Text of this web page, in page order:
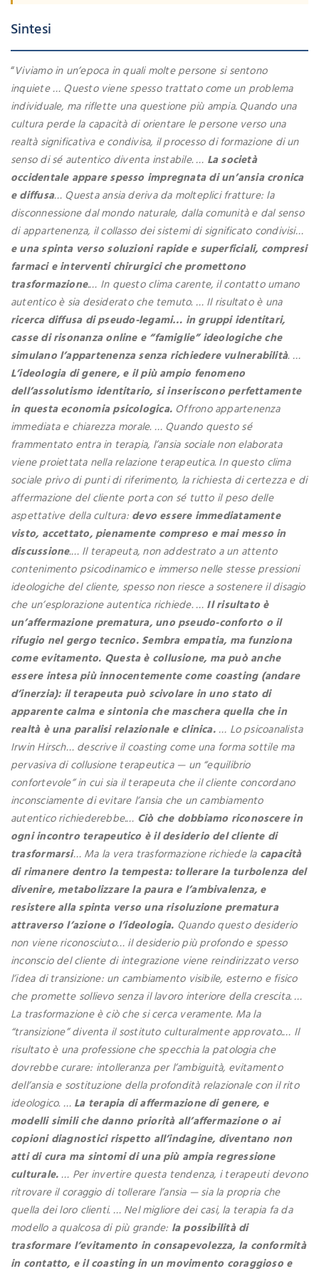
Sintesi
“Viviamo in un’epoca in quali molte persone si sentono
inquiete … Questo viene spesso trattato come un problema
individuale, ma riflette una questione più ampia. Quando una
cultura perde la capacità di orientare le persone verso una
realtà significativa e condivisa, il processo di formazione di un
senso di sé autentico diventa instabile. … La società
occidentale appare spesso impregnata di un’ansia cronica
e diffusa… Questa ansia deriva da molteplici fratture: la
disconnessione dal mondo naturale, dalla comunità e dal senso
di appartenenza, il collasso dei sistemi di significato condivisi…
e una spinta verso soluzioni rapide e superficiali, compresi
farmaci e interventi chirurgici che promettono
trasformazione.… In questo clima carente, il contatto umano
autentico è sia desiderato che temuto. … Il risultato è una
ricerca diffusa di pseudo-legami… in gruppi identitari,
casse di risonanza online e “famiglie” ideologiche che
simulano l’appartenenza senza richiedere vulnerabilità. …
L’ideologia di genere, e il più ampio fenomeno
dell’assolutismo identitario, si inseriscono perfettamente
in questa economia psicologica.Offrono appartenenza
immediata e chiarezza morale. … Quando questo sé
frammentato entra in terapia, l’ansia sociale non elaborata
viene proiettata nella relazione terapeutica. In questo clima
sociale privo di punti di riferimento, la richiesta di certezza e di
affermazione del cliente porta con sé tutto il peso delle
aspettative della cultura: devo essere immediatamente
visto, accettato, pienamente compreso e mai messo in
discussione.… Il terapeuta, non addestrato a un attento
contenimento psicodinamico e immerso nelle stesse pressioni
ideologiche del cliente, spesso non riesce a sostenere il disagio
che un’esplorazione autentica richiede. … Il risultato è
un’affermazione prematura, uno pseudo-conforto o il
rifugio nel gergo tecnico. Sembra empatia, ma funziona
come evitamento. Questa è collusione, ma può anche
essere intesa più innocentemente come coasting (andare
d’inerzia): il terapeuta può scivolare in uno stato di
apparente calma e sintonia che maschera quella che in
realtà è una paralisi relazionale e clinica.… Lo psicoanalista
Irwin Hirsch… descrive il coasting come una forma sottile ma
pervasiva di collusione terapeutica — un “equilibrio
confortevole” in cui sia il terapeuta che il cliente concordano
inconsciamente di evitare l’ansia che un cambiamento
autentico richiederebbe.… Ciò che dobbiamo riconoscere in
ogni incontro terapeutico è il desiderio del cliente di
trasformarsi… Ma la vera trasformazione richiede la capacità
di rimanere dentro la tempesta: tollerare la turbolenza del
divenire, metabolizzare la paura e l’ambivalenza, e
resistere alla spinta verso una risoluzione prematura
attraverso l’azione o l’ideologia. Quando questo desiderio
non viene riconosciuto… il desiderio più profondo e spesso
inconscio del cliente di integrazione viene reindirizzato verso
l’idea di transizione: un cambiamento visibile, esterno e fisico
che promette sollievo senza il lavoro interiore della crescita. …
La trasformazione è ciò che si cerca veramente. Ma la
“transizione” diventa il sostituto culturalmente approvato.… Il
risultato è una professione che specchia la patologia che
dovrebbe curare: intolleranza per l’ambiguità, evitamento
dell’ansia e sostituzione della profondità relazionale con il rito
ideologico. … La terapia di affermazione di genere, e
modelli simili che danno priorità all’affermazione o ai
copioni diagnostici rispetto all’indagine, diventano non
atti di cura ma sintomi di una più ampia regressione
culturale.… Per invertire questa tendenza, i terapeuti devono
ritrovare il coraggio di tollerare l’ansia — sia la propria che
quella dei loro clienti. … Nel migliore dei casi, la terapia fa da
modello a qualcosa di più grande: la possibilità di
trasformare l’evitamento in consapevolezza, la conformità
in contatto, e il coasting in un movimento coraggioso e